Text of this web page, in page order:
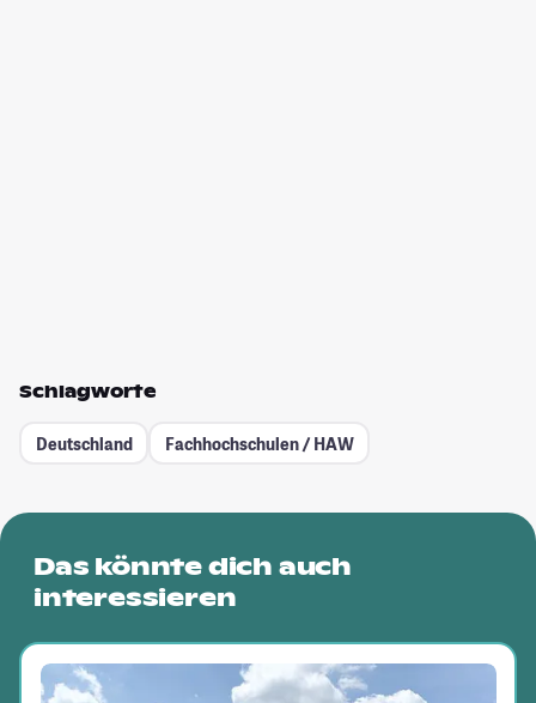
Schlagworte
Deutschland Fachhochschulen / HAW
Das könnte dich auch
interessieren